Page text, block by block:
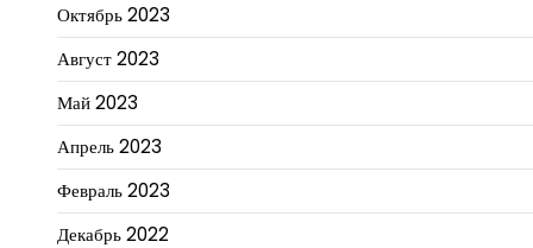
Октябрь 2023
Август 2023
Май 2023
Апрель 2023
Февраль 2023
Декабрь 2022